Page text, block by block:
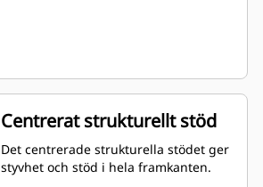
Centrerat strukturellt stöd
Det centrerade strukturella stödet ger
styvhet och stöd i hela framkanten.